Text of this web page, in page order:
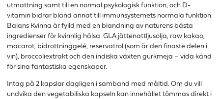
utmattning samt till en normal psykologisk funktion, och D-
vitamin bidrar bland annat till immunsystemets normala funktion.
Balans Kvinna är fylld med en blandning av naturens bästa
ingredienser för kvinnlig hälsa: GLA jättenattljusolja, raw kakao,
macarot, bidrottninggelé, reservatrol (som är den finaste delen i
vin), broccoliextrakt och den indiska växten gurkmeja – vida känd
för sina fantastiska egenskaper.
Intag på 2 kapslar dagligen i samband med måltid. Om du vill
undvika den vegetabiliska kapseln kan innehållet tömmas direkt i